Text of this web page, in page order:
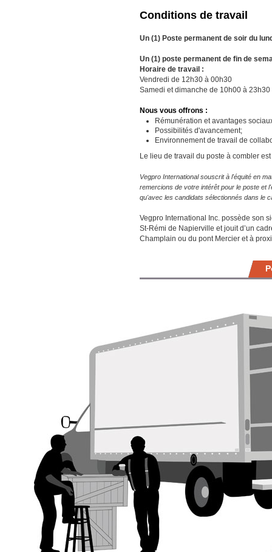
Conditions de travail
Un (1) Poste permanent de soir du
Un (1) poste permanent de fin de
Horaire de travail :
Vendredi de 12h30 à 00h30
Samedi et dimanche de 10h00 à 23h30
Nous vous offrons :
Rémunération et avantages
Possibilités d'avancement;
Environnement de travail de
Le lieu de travail du poste à combler
Vegpro International souscrit à l'équité en
remercions de votre intérêt pour le poste et
qu'avec les candidats sélectionnés dans le
Vegpro International Inc. possède son
St-Rémi de Napierville et jouit d’un
Champlain ou du pont Mercier et à